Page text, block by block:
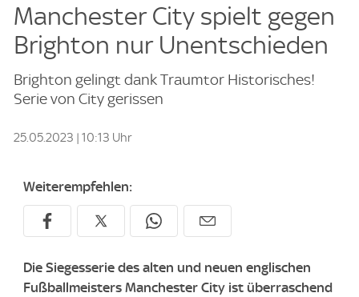
Manchester City spielt gegen
Brighton nur Unentschieden
Brighton gelingt dank Traumtor Historisches!
Serie von City gerissen
25.05.2023 | 10:13 Uhr
Weiterempfehlen:
Die Siegesserie des alten und neuen englischen
Fußballmeisters Manchester City ist überraschend